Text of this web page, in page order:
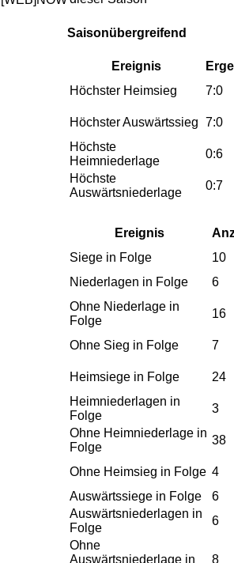
Saisonübergreifend
Ereignis
Höchster Heimsieg
7:0
Höchster Auswärtssieg 7:0
Höchste
Heimniederlage
0:6
Höchste
Auswärtsniederlage
0:7
Ereignis
Siege in Folge
10
Niederlagen in Folge
6
Ohne Niederlage in
Folge
16
Ohne Sieg in Folge 7
Heimsiege in Folge
24
Heimniederlagen in
Folge
3
Ohne Heimniederlage in
Folge
38
Ohne Heimsieg in Folge 4
Auswärtssiege in Folge
6
Auswärtsniederlagen in
Folge
6
Ohne
Auswärtsniederlage in
8